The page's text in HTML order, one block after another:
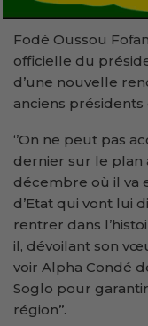
Fodé Oussou
officielle du
d’une nouvelle
anciens
‘’On ne peut pas
dernier sur le plan
décembre où il va
d’Etat qui vont lui
rentrer dans
il, dévoilant son
voir Alpha Condé
Soglo pour
région’’.